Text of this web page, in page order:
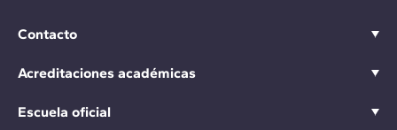
Contacto
Acreditaciones académicas
Escuela oficial